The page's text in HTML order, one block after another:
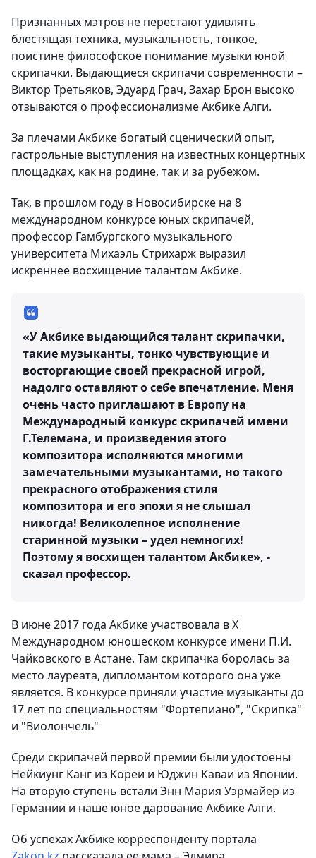
Признанных мэтров не перестают удивлять
блестящая техника, музыкальность, тонкое,
поистине философское понимание музыки юной
скрипачки. Выдающиеся скрипачи современности –
Виктор Третьяков, Эдуард Грач, Захар Брон высоко
отзываются о профессионализме Акбике Алги.
За плечами Акбике богатый сценический опыт,
гастрольные выступления на известных концертных
площадках, как на родине, так и за рубежом.
Так, в прошлом году в Новосибирске на 8
международном конкурсе юных скрипачей,
профессор Гамбургского музыкального
университета Михаэль Стрихарж выразил
искреннее восхищение талантом Акбике.
«У Акбике выдающийся талант скрипачки,
такие музыканты, тонко чувствующие и
восторгающие своей прекрасной игрой,
надолго оставляют о себе впечатление. Меня
очень часто приглашают в Европу на
Международный конкурс скрипачей имени
Г.Телемана, и произведения этого
композитора исполняются многими
замечательными музыкантами, но такого
прекрасного отображения стиля
композитора и его эпохи я не слышал
никогда! Великолепное исполнение
старинной музыки – удел немногих!
Поэтому я восхищен талантом Акбике», -
сказал профессор.
В июне 2017 года Акбике участвовала в Х
Международном юношеском конкурсе имени П.И.
Чайковского в Астане. Там скрипачка боролась за
место лауреата, дипломантом которого она уже
является. В конкурсе приняли участие музыканты до
17 лет по специальностям "Фортепиано", "Скрипка"
и "Виолончель"
Среди скрипачей первой премии были удостоены
Нейкиунг Канг из Кореи и Юджин Каваи из Японии.
На вторую ступень встали Энн Мария Уэрмайер из
Германии и наше юное дарование Акбике Алги.
Об успехах Акбике корреспонденту портала